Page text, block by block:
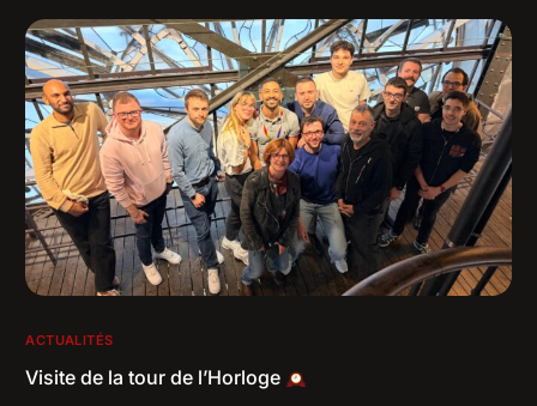
ACTUALITÉS
Visite de la tour de l’Horloge